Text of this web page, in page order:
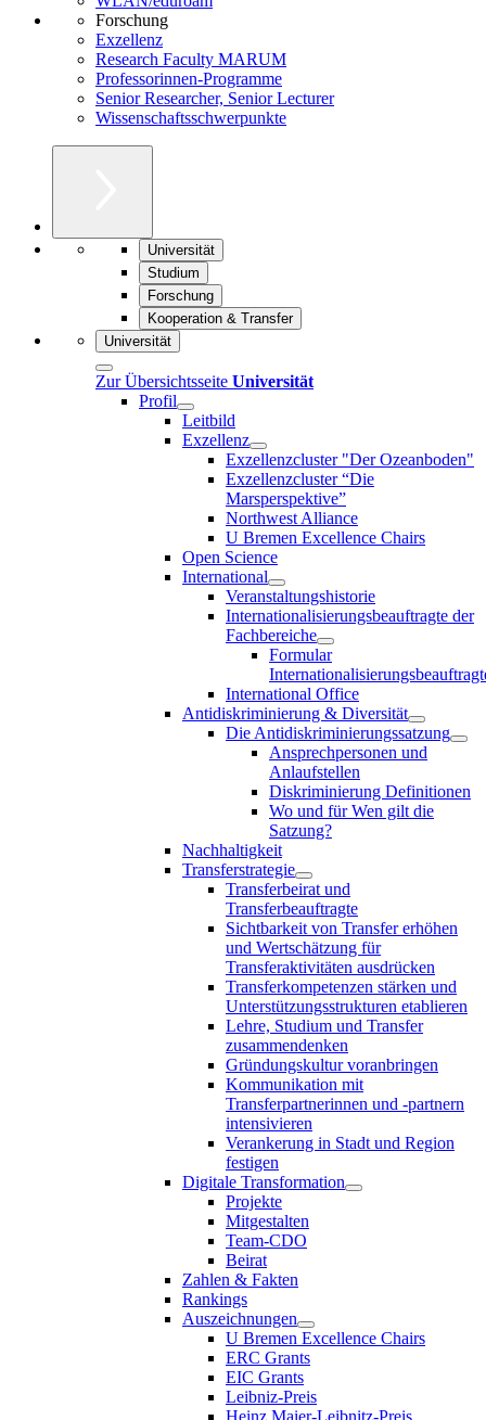
Forschung
Exzellenz
Research Faculty MARUM
Professorinnen-Programme
Senior Researcher, Senior Lecturer
Wissenschaftsschwerpunkte
Universität
Studium
Forschung
Kooperation & Transfer
Universität
Zur Übersichtsseite Universität
Profil
Leitbild
Exzellenz
Exzellenzcluster "Der Ozeanboden"
Exzellenzcluster “Die
Marsperspektive”
Northwest Alliance
U Bremen Excellence Chairs
Open Science
International
Veranstaltungshistorie
Internationalisierungsbeauftragte der
Fachbereiche
Formular
International Office
Antidiskriminierung & Diversität
Die Antidiskriminierungssatzung
Ansprechpersonen und
Anlaufstellen
Diskriminierung Definitionen
Wo und für Wen gilt die
Satzung?
Nachhaltigkeit
Transferstrategie
Transferbeirat und
Transferbeauftragte
Sichtbarkeit von Transfer erhöhen
und Wertschätzung für
Transferaktivitäten ausdrücken
Transferkompetenzen stärken und
Unterstützungsstrukturen etablieren
Lehre, Studium und Transfer
zusammendenken
Gründungskultur voranbringen
Kommunikation mit
Transferpartnerinnen und -partnern
intensivieren
Verankerung in Stadt und Region
festigen
Digitale Transformation
Projekte
Mitgestalten
Team-CDO
Beirat
Zahlen & Fakten
Rankings
Auszeichnungen
U Bremen Excellence Chairs
ERC Grants
EIC Grants
Leibniz-Preis
Heinz Maier-Leibnitz-Preis